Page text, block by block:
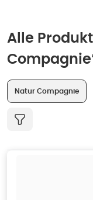
Alle
Natur Compagnie